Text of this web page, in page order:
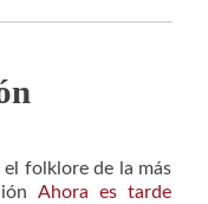
el folklore de la más
Ahora es tarde